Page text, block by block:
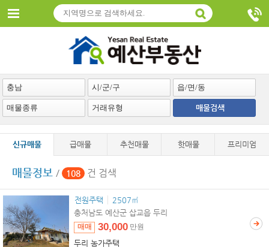
매물검색
신규매물 급매물 추천매물 핫매물 프리미엄
매물정보 / 108 건 검색
전원주택 2507㎡
두리 농가주택
매매 30,000 만원
충처남도 예산군 삽교읍 두리